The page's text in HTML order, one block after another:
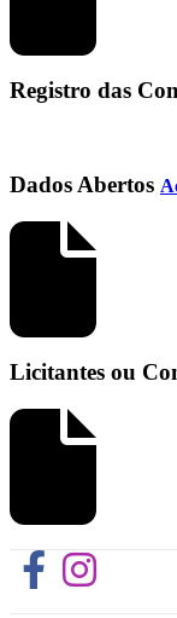
Registro das
Dados Abertos
Licitantes ou